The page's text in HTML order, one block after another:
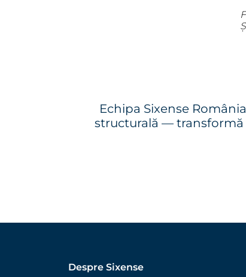
Echipa Sixense
structurală — transformă
Despre Sixense